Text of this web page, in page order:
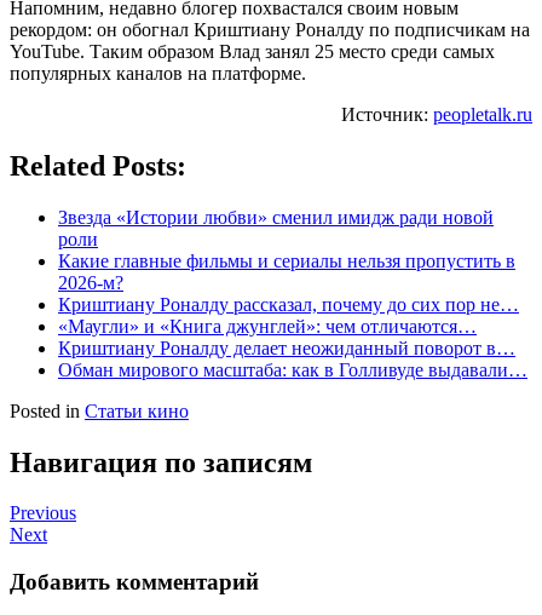
Напомним, недавно блогер похвастался своим новым
рекордом: он обогнал Криштиану Роналду по подписчикам на
YouTube. Таким образом Влад занял 25 место среди самых
популярных каналов на платформе.
Источник: peopletalk.ru
Related Posts:
Звезда «Истории любви» сменил имидж ради новой
роли
Какие главные фильмы и сериалы нельзя пропустить в
2026-м?
Криштиану Роналду рассказал, почему до сих пор не…
«Маугли» и «Книга джунглей»: чем отличаются…
Криштиану Роналду делает неожиданный поворот в…
Обман мирового масштаба: как в Голливуде выдавали…
Posted in Статьи кино
Навигация по записям
Previous
Next
Добавить комментарий